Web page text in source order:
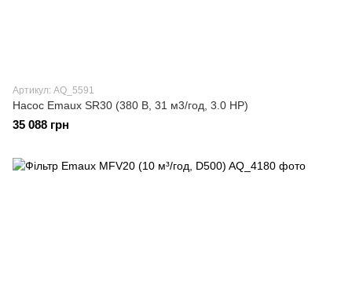
Артикул: AQ_5591
Насос Emaux SR30 (380 В, 31 м3/год, 3.0 HP)
35 088 грн